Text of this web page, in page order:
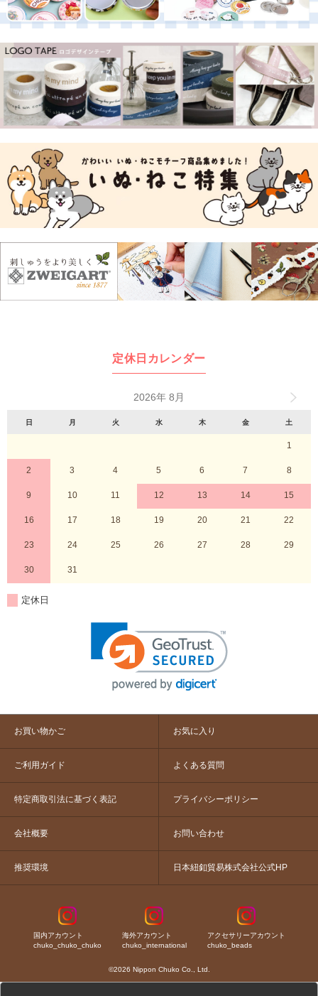
定休日カレンダー
2026年 8月
日 月 火 水 木 金 土
1
2 3 4 5 6 7 8
9 10 11 12 13 14 15
16 17 18 19 20 21 22
23 24 25 26 27 28 29
30 31
定休日
お買い物かご お気に入り
ご利用ガイド よくある質問
特定商取引法に基づく表記 プライバシーポリシー
会社概要 お問い合わせ
推奨環境 日本紐釦貿易株式会社公式HP
国内アカウント
chuko_chuko_chuko
海外アカウント
chuko_international
アクセサリーアカウント
chuko_beads
©2026 Nippon Chuko Co., Ltd.